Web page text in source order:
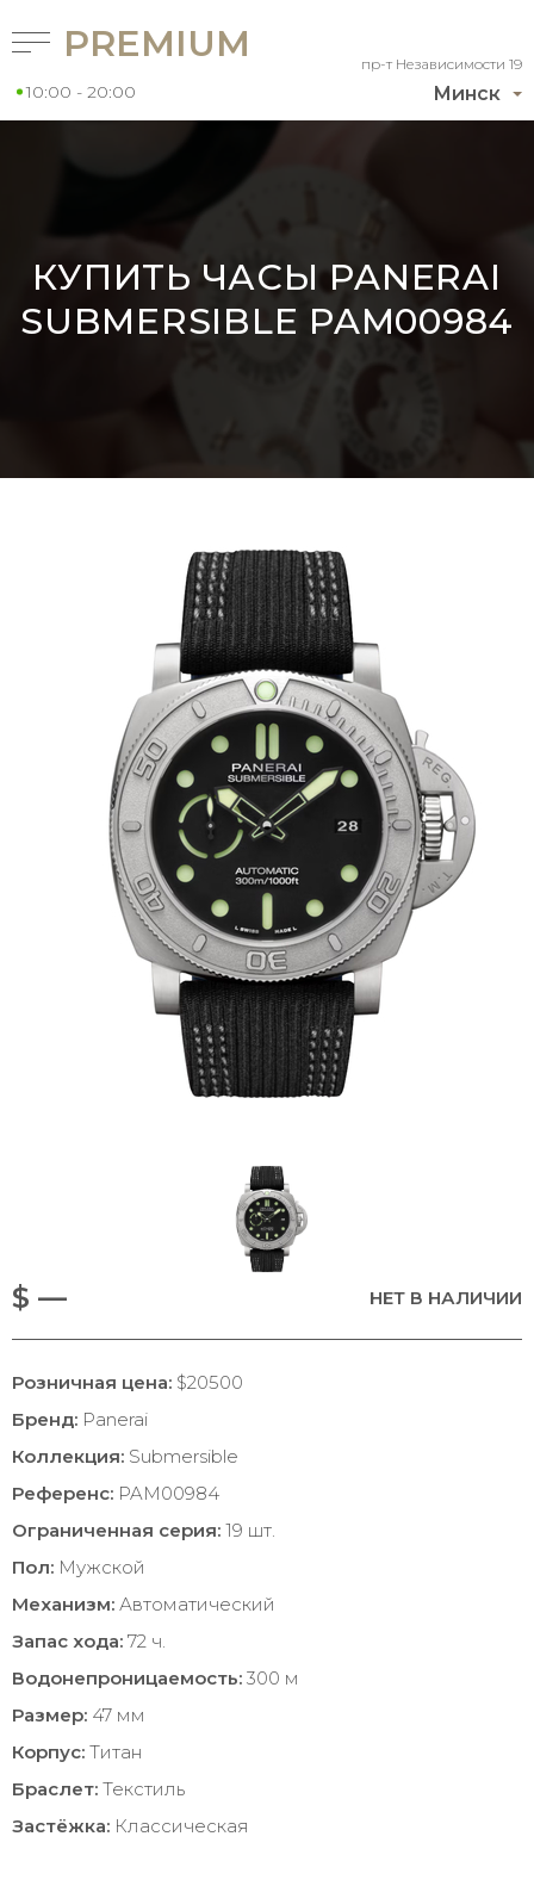
Минск
пр-т Независимости 19
PREMIUM
10:00 - 20:00
КУПИТЬ ЧАСЫ PANERAI
SUBMERSIBLE PAM00984
$ — НЕТ В НАЛИЧИИ
Розничная цена: $20500
Бренд: Panerai
Коллекция: Submersible
Референс: PAM00984
Ограниченная серия: 19 шт.
Пол: Мужской
Механизм: Автоматический
Запас хода: 72 ч.
Водонепроницаемость: 300 м
Размер: 47 мм
Корпус: Титан
Браслет: Текстиль
Застёжка: Классическая